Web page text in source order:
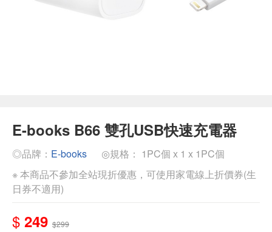
E-books B66 雙孔USB快速充電器
◎品牌： E-books
◎規格： 1PC個 x 1 x 1PC個
※ 本商品不參加全站現折優惠，可使用家電線上折價券(生
日券不適用)
$ 249 $299